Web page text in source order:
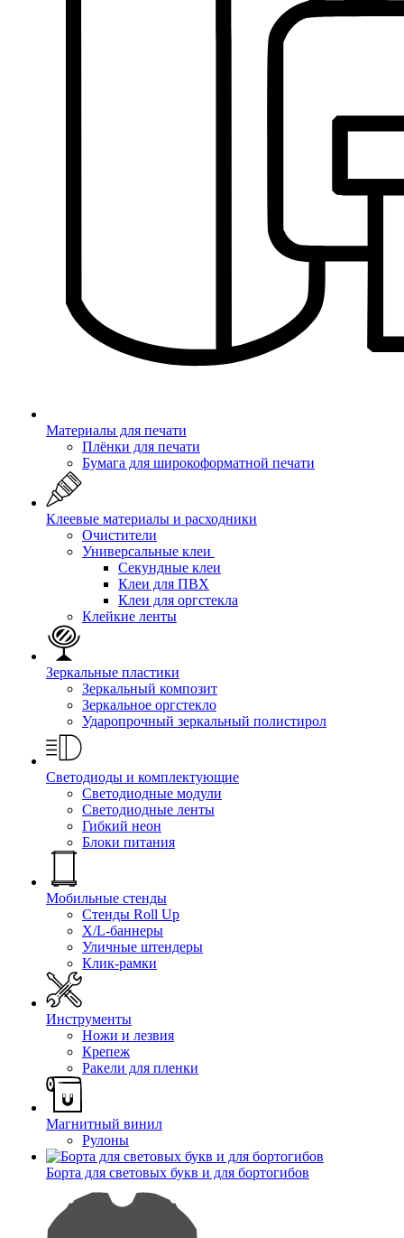
Материалы для печати
Плёнки для печати
Бумага для широкоформатной печати
Клеевые материалы и расходники
Очистители
Универсальные клеи
Секундные клеи
Клеи для ПВХ
Клеи для оргстекла
Клейкие ленты
Зеркальные пластики
Зеркальный композит
Зеркальное оргстекло
Ударопрочный зеркальный полистирол
Светодиоды и комплектующие
Светодиодные модули
Светодиодные ленты
Гибкий неон
Блоки питания
Мобильные стенды
Стенды Roll Up
X/L-баннеры
Уличные штендеры
Клик-рамки
Инструменты
Ножи и лезвия
Крепеж
Ракели для пленки
Магнитный винил
Рулоны
Борта для световых букв и для бортогибов